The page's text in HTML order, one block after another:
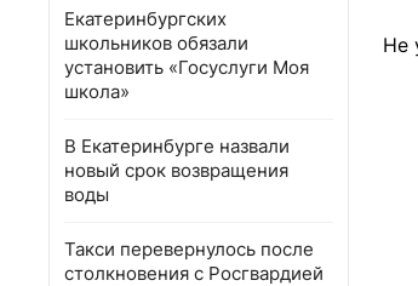
Екатеринбургских
школьников обязали
установить «Госуслуги Моя
школа»
В Екатеринбурге назвали
новый срок возвращения
воды
Такси перевернулось после
столкновения с Росгвардией
Не